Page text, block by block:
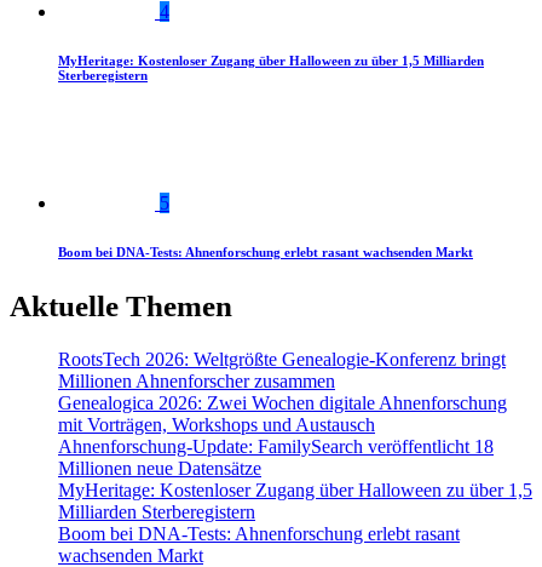
4
MyHeritage: Kostenloser Zugang über Halloween zu über 1,5 Milliarden
Sterberegistern
5
Boom bei DNA-Tests: Ahnenforschung erlebt rasant wachsenden Markt
Aktuelle Themen
RootsTech 2026: Weltgrößte Genealogie-Konferenz bringt
Millionen Ahnenforscher zusammen
Genealogica 2026: Zwei Wochen digitale Ahnenforschung
mit Vorträgen, Workshops und Austausch
Ahnenforschung-Update: FamilySearch veröffentlicht 18
Millionen neue Datensätze
MyHeritage: Kostenloser Zugang über Halloween zu über 1,5
Milliarden Sterberegistern
Boom bei DNA-Tests: Ahnenforschung erlebt rasant
wachsenden Markt